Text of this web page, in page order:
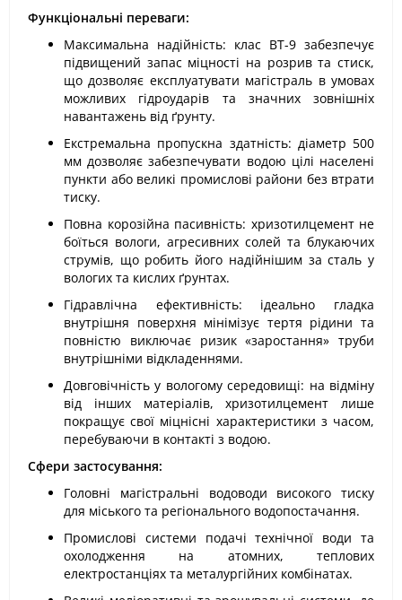
Функціональні переваги:
Максимальна надійність: клас ВТ-9 забезпечує
підвищений запас міцності на розрив та стиск,
що дозволяє експлуатувати магістраль в умовах
можливих гідроударів та значних зовнішніх
навантажень від ґрунту.
Екстремальна пропускна здатність: діаметр 500
мм дозволяє забезпечувати водою цілі населені
пункти або великі промислові райони без втрати
тиску.
Повна корозійна пасивність: хризотилцемент не
боїться вологи, агресивних солей та блукаючих
струмів, що робить його надійнішим за сталь у
вологих та кислих ґрунтах.
Гідравлічна ефективність: ідеально гладка
внутрішня поверхня мінімізує тертя рідини та
повністю виключає ризик «заростання» труби
внутрішніми відкладеннями.
Довговічність у вологому середовищі: на відміну
від інших матеріалів, хризотилцемент лише
покращує свої міцнісні характеристики з часом,
перебуваючи в контакті з водою.
Сфери застосування:
Головні магістральні водоводи високого тиску
для міського та регіонального водопостачання.
Промислові системи подачі технічної води та
охолодження на атомних, теплових
електростанціях та металургійних комбінатах.